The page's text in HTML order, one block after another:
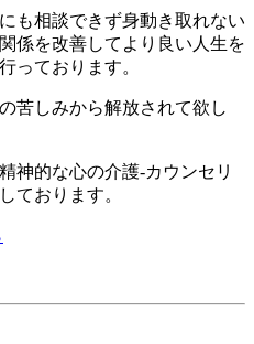
も相談できず身動き取れない
係を改善してより良い人生を
っております。
苦しみから解放されて欲し
神的な心の介護-カウンセリ
ております。